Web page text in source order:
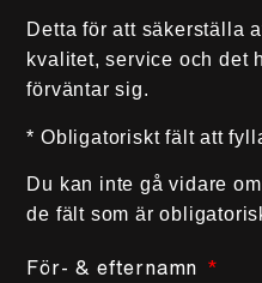
Detta för att säkerställa
kvalitet, service och det
förväntar sig.
* Obligatoriskt fält att
Du kan inte gå vidare
de fält som är
För- & efternamn